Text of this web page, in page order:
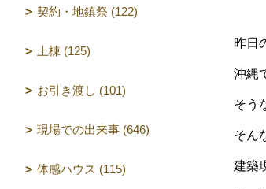
昨日
沖縄
そう
そん
建築
契約・地鎮祭 (122)
上棟 (125)
お引き渡し (101)
現場での出来事 (646)
体感ハウス (115)